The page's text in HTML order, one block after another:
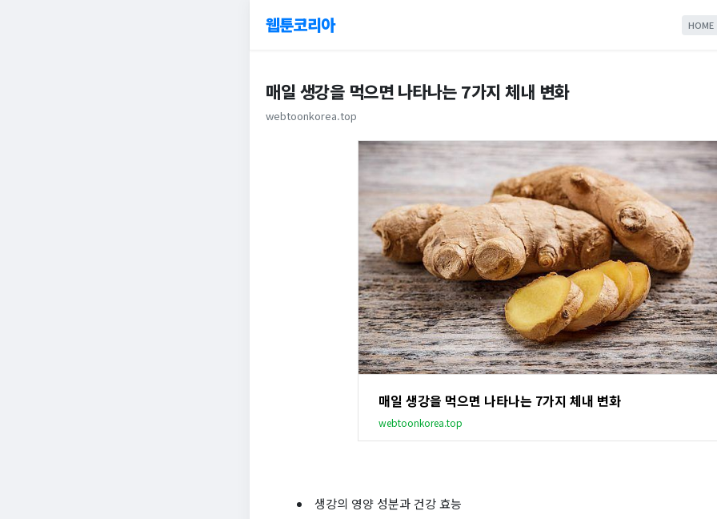
웹툰코리아 HOME
매일 생강을 먹으면 나타나는 7가지 체내 변화
webtoonkorea.top
매일 생강을 먹으면 나타나는 7가지 체내 변화
webtoonkorea.top
생강의 영양 성분과 건강 효능